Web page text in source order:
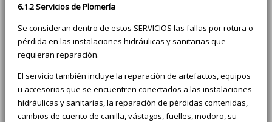
6.1.2 Servicios de Plomería
Se consideran dentro de estos SERVICIOS las fallas por rotura o
pérdida en las instalaciones hidráulicas y sanitarias que
requieran reparación.
El servicio también incluye la reparación de artefactos, equipos
u accesorios que se encuentren conectados a las instalaciones
hidráulicas y sanitarias, la reparación de pérdidas contenidas,
cambios de cuerito de canilla, vástagos, fuelles, inodoro, su